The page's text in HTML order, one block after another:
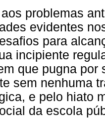
problemas
evidentes
para
incipiente
que pugna por
sem nenhuma
e pelo hiato
da escola